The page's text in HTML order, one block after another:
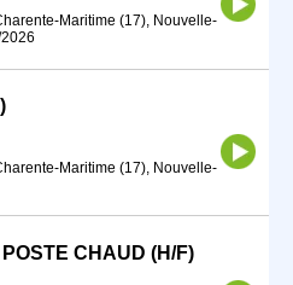
Maritime (17), Nouvelle-
Maritime (17), Nouvelle-
CHAUD (H/F)